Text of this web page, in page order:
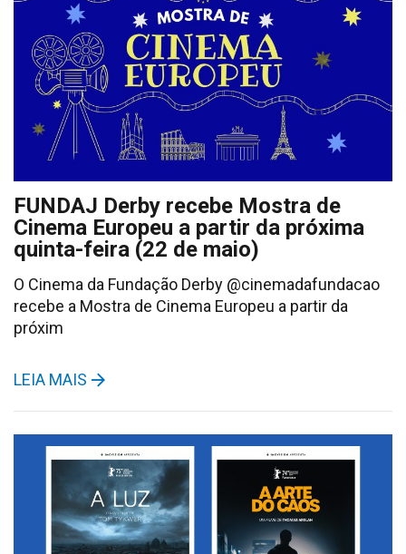
FUNDAJ Derby recebe Mostra de
Cinema Europeu a partir da próxima
quinta-feira (22 de maio)
O Cinema da Fundação Derby @cinemadafundacao
recebe a Mostra de Cinema Europeu a partir da
próxim
LEIA MAIS